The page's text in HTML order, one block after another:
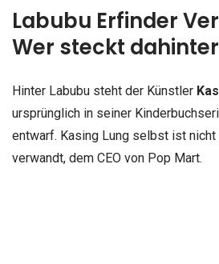
Labubu Erfinder
Wer steckt
Hinter Labubu steht der Künstler
ursprünglich in seiner
entwarf. Kasing Lung selbst ist nicht
verwandt, dem CEO von Pop Mart.